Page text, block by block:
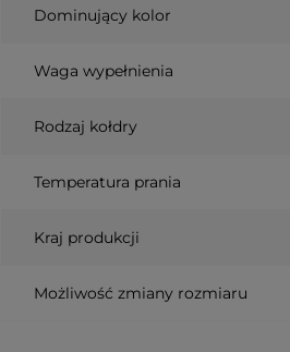
Dominujący kolor
Waga wypełnienia
Rodzaj kołdry
Temperatura prania
Kraj produkcji
Możliwość zmiany rozmiaru